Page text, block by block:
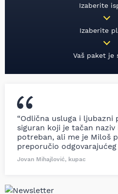
Izaberite
Izaberite
Vaš paket je
“Odlična usluga i ljubazni
siguran koji je tačan
potreban, ali me je Miloš
preporučio odgovarajućeg
Jovan Mihajlović, kupac